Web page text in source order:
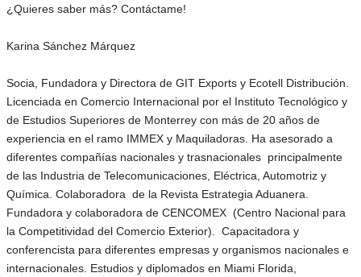
¿Quieres saber más? Contáctame!
Karina Sánchez Márquez
Socia, Fundadora y Directora de GIT Exports y Ecotell Distribución.
Licenciada en Comercio Internacional por el Instituto Tecnológico y
de Estudios Superiores de Monterrey con más de 20 años de
experiencia en el ramo IMMEX y Maquiladoras. Ha asesorado a
diferentes compañías nacionales y trasnacionales principalmente
de las Industria de Telecomunicaciones, Eléctrica, Automotriz y
Química. Colaboradora de la Revista Estrategia Aduanera.
Fundadora y colaboradora de CENCOMEX (Centro Nacional para
la Competitividad del Comercio Exterior). Capacitadora y
conferencista para diferentes empresas y organismos nacionales e
internacionales. Estudios y diplomados en Miami Florida,